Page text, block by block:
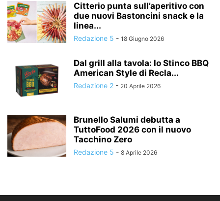
Citterio punta sull’aperitivo con
due nuovi Bastoncini snack e la
linea...
Redazione 5 - 18 Giugno 2026
Dal grill alla tavola: lo Stinco BBQ
American Style di Recla...
Redazione 2 - 20 Aprile 2026
Brunello Salumi debutta a
TuttoFood 2026 con il nuovo
Tacchino Zero
Redazione 5 - 8 Aprile 2026